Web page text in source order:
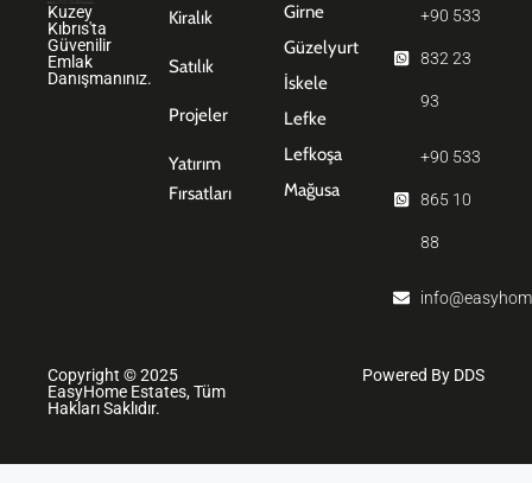
Kuzey
Kıbrıs'ta
Güvenilir
Emlak
Danışmanınız.
Kiralık
Satılık
Projeler
Yatırım
Fırsatları
Girne
Güzelyurt
İskele
Lefke
Lefkoşa
Mağusa
+90 533
832 23
93
+90 533
865 10
88
Copyright © 2025
EasyHome Estates, Tüm
Hakları Saklıdır.
Powered By DDS